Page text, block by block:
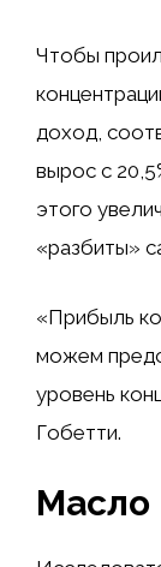
Чтобы
доход,
вырос с
этого
«разбиты»
«Прибыль
можем
уровень
Гобетти.
Масло